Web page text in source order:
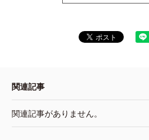
関連記事
関連記事がありません。